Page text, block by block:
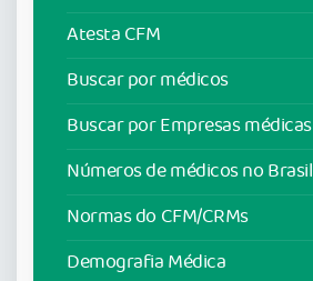
Atesta CFM
Buscar por médicos
Buscar por Empresas médicas
Números de médicos no Brasil
Normas do CFM/CRMs
Demografia Médica